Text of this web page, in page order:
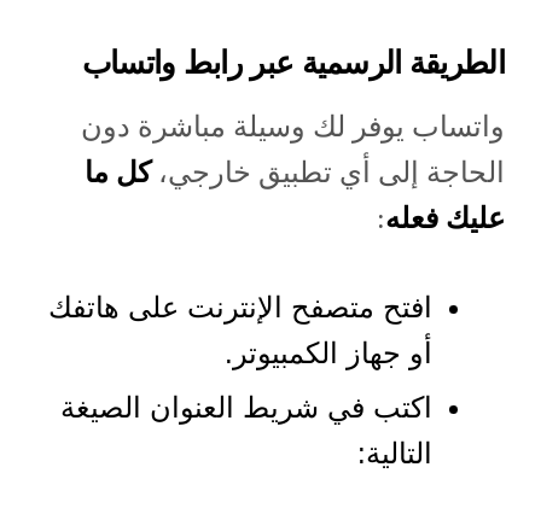
الطريقة الرسمية عبر رابط واتساب
واتساب يوفر لك وسيلة مباشرة دون
الحاجة إلى أي تطبيق خارجي،كل ما
عليك فعله:
افتح متصفح الإنترنت على هاتفك
أو جهاز الكمبيوتر.
اكتب في شريط العنوان الصيغة
التالية: